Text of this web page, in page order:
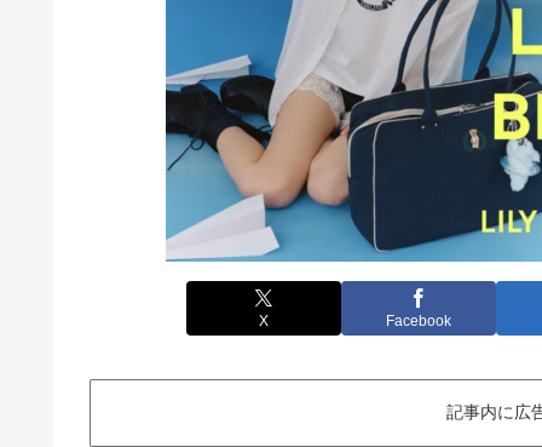
X Facebook
記事内に広